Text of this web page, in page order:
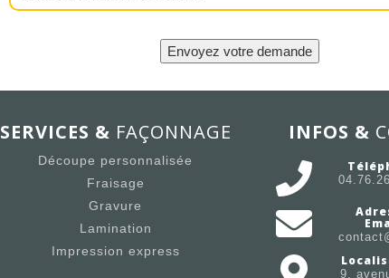
SERVICES & FAÇONNAGE
Découpe personnalisée
Fraisage
Gravure
Lamination
Impression express
INFOS &
9,